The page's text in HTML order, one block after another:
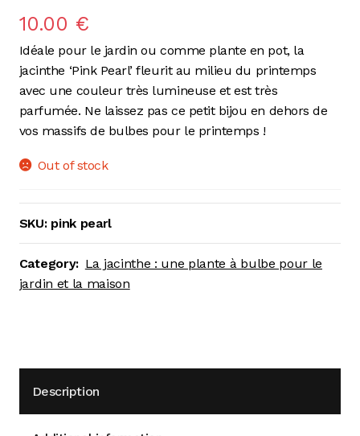
10.00 €
Idéale pour le jardin ou comme plante en pot, la
jacinthe ‘Pink Pearl’ fleurit au milieu du printemps
avec une couleur très lumineuse et est très
parfumée. Ne laissez pas ce petit bijou en dehors de
vos massifs de bulbes pour le printemps !
Out of stock
SKU: pink pearl
Category: La jacinthe : une plante à bulbe pour le
jardin et la maison
Description